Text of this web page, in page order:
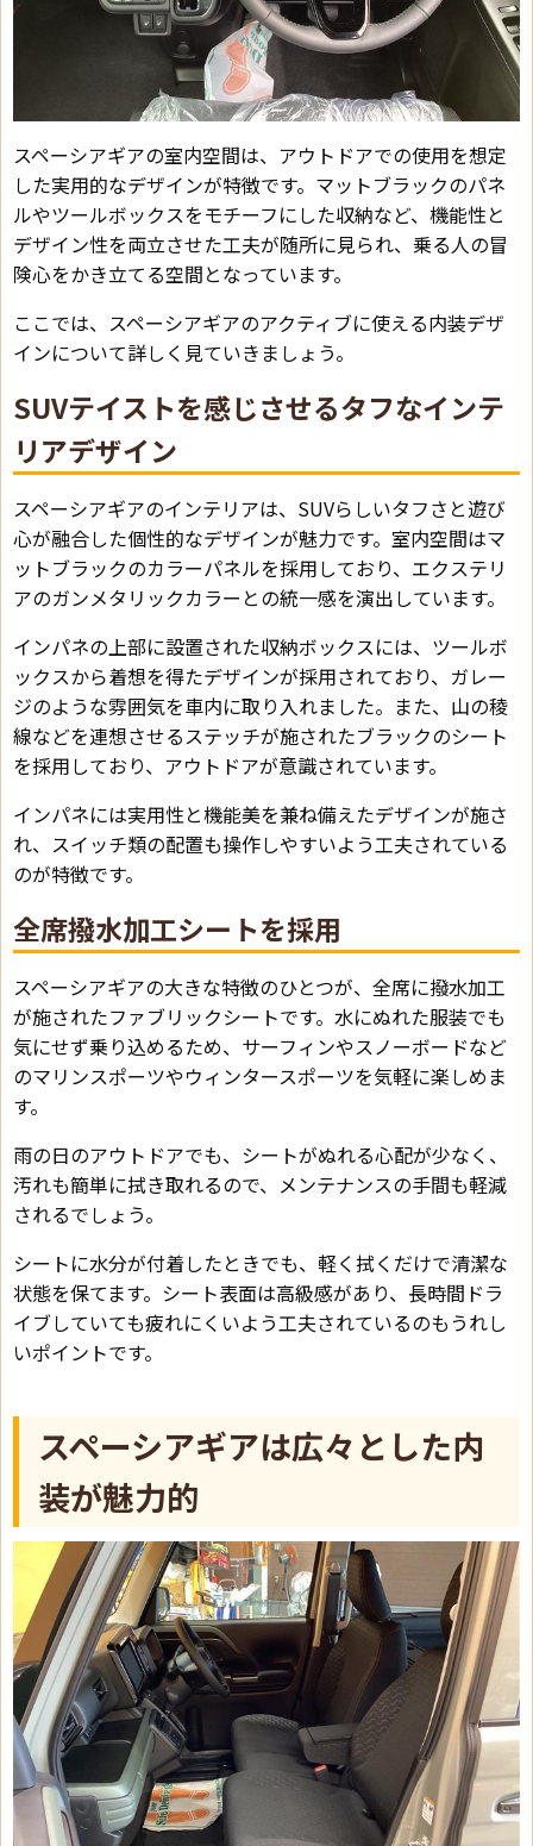
スペーシアギアの室内空間は、アウトドアでの使用を想定
した実用的なデザインが特徴です。マットブラックのパネ
ルやツールボックスをモチーフにした収納など、機能性と
デザイン性を両立させた工夫が随所に見られ、乗る人の冒
険心をかき立てる空間となっています。
ここでは、スペーシアギアのアクティブに使える内装デザ
インについて詳しく見ていきましょう。
SUVテイストを感じさせるタフなインテ
リアデザイン
スペーシアギアのインテリアは、SUVらしいタフさと遊び
心が融合した個性的なデザインが魅力です。室内空間はマ
ットブラックのカラーパネルを採用しており、エクステリ
アのガンメタリックカラーとの統一感を演出しています。
インパネの上部に設置された収納ボックスには、ツールボ
ックスから着想を得たデザインが採用されており、ガレー
ジのような雰囲気を車内に取り入れました。また、山の稜
線などを連想させるステッチが施されたブラックのシート
を採用しており、アウトドアが意識されています。
インパネには実用性と機能美を兼ね備えたデザインが施さ
れ、スイッチ類の配置も操作しやすいよう工夫されている
のが特徴です。
全席撥水加工シートを採用
スペーシアギアの大きな特徴のひとつが、全席に撥水加工
が施されたファブリックシートです。水にぬれた服装でも
気にせず乗り込めるため、サーフィンやスノーボードなど
のマリンスポーツやウィンタースポーツを気軽に楽しめま
す。
雨の日のアウトドアでも、シートがぬれる心配が少なく、
汚れも簡単に拭き取れるので、メンテナンスの手間も軽減
されるでしょう。
シートに水分が付着したときでも、軽く拭くだけで清潔な
状態を保てます。シート表面は高級感があり、長時間ドラ
イブしていても疲れにくいよう工夫されているのもうれし
いポイントです。
スペーシアギアは広々とした内
装が魅力的